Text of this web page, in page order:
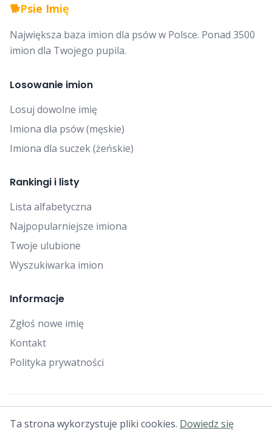
🐕Psie Imię
Największa baza imion dla psów w Polsce. Ponad 3500
imion dla Twojego pupila.
Losowanie imion
Losuj dowolne imię
Imiona dla psów (męskie)
Imiona dla suczek (żeńskie)
Rankingi i listy
Lista alfabetyczna
Najpopularniejsze imiona
Twoje ulubione
Wyszukiwarka imion
Informacje
Zgłoś nowe imię
Kontakt
Polityka prywatności
© 2025 Falcon Bytes. Wszelkie prawa zastrzeżone.
Ta strona wykorzystuje pliki cookies. Dowiedz się